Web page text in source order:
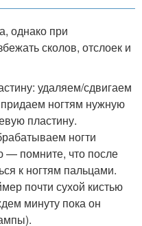
однако при
сколов, отслоек и
удаляем/сдвигаем
придаем ногтям нужную
пластину.
ногти
помните, что после
к ногтям пальцами.
почти сухой кистью
минуту пока он